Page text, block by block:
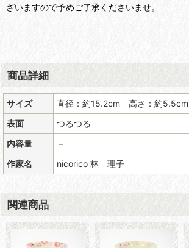
ざいますので予めご了承くださいませ。
商品詳細
サイズ
直径：約15.2cm 高さ：約5.5cm
表面
つるつる
内容量
－
作家名
nicorico 林 理子
関連商品